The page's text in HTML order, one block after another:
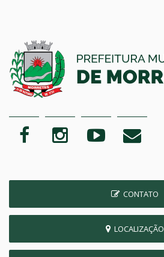
CONTATO
LOCALIZAÇÃO